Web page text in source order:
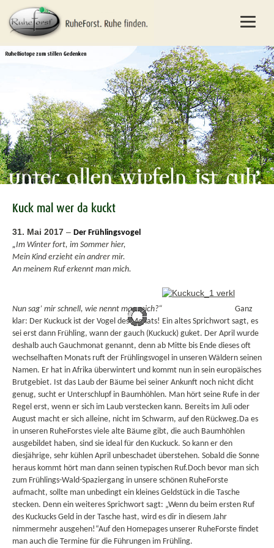
Kuck mal wer da kuckt
31. Mai 2017 – Der Frühlingsvogel
„Im Winter fort, im Sommer hier,
Mein Kind erzieht ein andrer mir.
An meinem Ruf erkennt man mich.
Nun sag’ mir schnell, wie nennt man mich?“
Ganz
klar: Der Kuckuck ist der Vogel des Monats! Ein altes Sprichwort sagt, es
sei erst dann Frühling, wann der gauch (Kuckuck) guket. Der April wurde
deshalb auch Gauchmonat genannt, denn ab Mitte bis Ende dieses oft
wechselhaften Monats ruft der Frühlingsvogel in unseren Wäldern seinen
Namen. Er hat in Afrika überwintert und kommt nun in sein europäisches
Brutgebiet. Ist das Laub der Bäume bei seiner Ankunft noch nicht dicht
genug, sucht er Unterschlupf in Baumhöhlen. Man hört seine Rufe in der
Regel erst, wenn er sich im Laub verstecken kann. Bereits im Juli oder
August macht er sich alleine, nicht im Schwarm, auf den Rückweg.Da es
in unseren RuheForstes viele alte Bäume gibt, die auch Baumhöhlen
ausgebildet haben, sind sie ideal für den Kuckuck. So kann er den
diesjährige, sehr kühlen April unbeschadet überstehen. Sobald die Sonne
heraus kommt hört man dann seinen typischen Ruf.Doch bevor man sich
zum Frühlings-Wald-Spaziergang in unsere schönen RuheForste
aufmacht, sollte man unbedingt ein kleines Geldstück in die Tasche
stecken. Denn ein weiteres Sprichwort sagt: „Wenn du beim ersten Ruf
des Kuckucks Geld in der Tasche hast, wird es dir in diesem Jahr
nimmermehr ausgehen!“Auf den Homepages unserer RuheForste findet
man auch die Termine für die Führungen im Frühling.